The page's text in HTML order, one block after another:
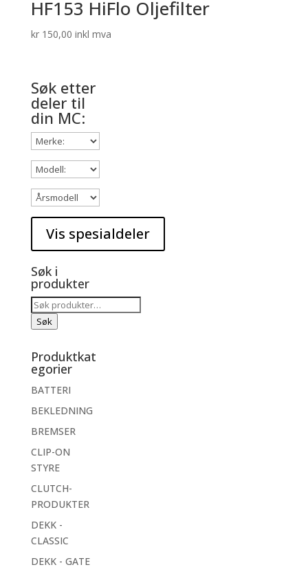
HF153 HiFlo Oljefilter
kr150,00 inkl mva
Søk etter
deler til
din MC:
Søk i
produkter
Søk
etter:
Søk
Produktkat
egorier
BATTERI
BEKLEDNING
BREMSER
CLIP-ON
STYRE
CLUTCH-
PRODUKTER
DEKK -
CLASSIC
DEKK - GATE